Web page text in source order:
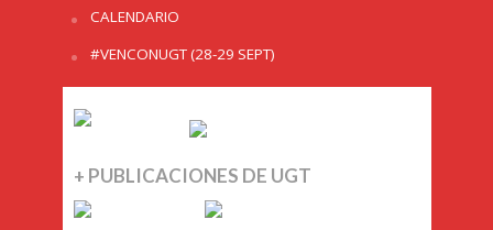
CALENDARIO
#VENCONUGT (28-29 SEPT)
+ PUBLICACIONES DE UGT